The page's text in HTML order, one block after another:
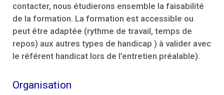
contacter, nous étudierons ensemble la faisabilité
de la formation. La formation est accessible ou
peut être adaptée (rythme de travail, temps de
repos) aux autres types de handicap ) à valider avec
le référent handicat lors de l’entretien préalable).
Organisation